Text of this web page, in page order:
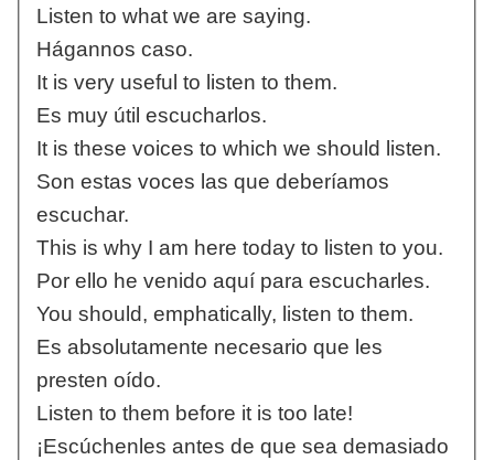
Listen to what we are saying.
Hágannos caso.
It is very useful to listen to them.
Es muy útil escucharlos.
It is these voices to which we should listen.
Son estas voces las que deberíamos
escuchar.
This is why I am here today to listen to you.
Por ello he venido aquí para escucharles.
You should, emphatically, listen to them.
Es absolutamente necesario que les
presten oído.
Listen to them before it is too late!
¡Escúchenles antes de que sea demasiado